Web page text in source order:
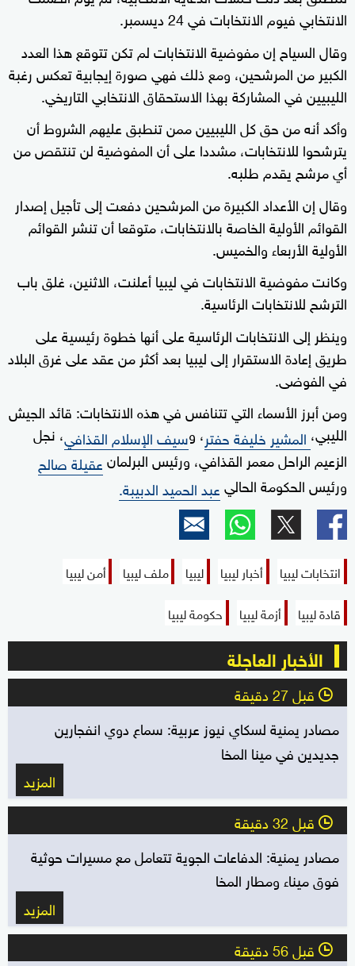
الانتخابي فيوم الانتخابات في 24 ديسمبر.
وقال السياح إن مفوضية الانتخابات لم تكن تتوقع هذا العدد
الكبير من المرشحين، ومع ذلك فهي صورة إيجابية تعكس رغبة
الليبيين في المشاركة بهذا الاستحقاق الانتخابي التاريخي.
وأكد أنه من حق كل الليبيين ممن تنطبق عليهم الشروط أن
يترشحوا للانتخابات، مشددا على أن المفوضية لن تنتقص من
أي مرشح يقدم طلبه.
وقال إن الأعداد الكبيرة من المرشحين دفعت إلى تأجيل إصدار
القوائم الأولية الخاصة بالانتخابات، متوقعا أن تنشر القوائم
الأولية الأربعاء والخميس.
وكانت مفوضية الانتخابات في ليبيا أعلنت، الاثنين، غلق باب
الترشح للانتخابات الرئاسية.
وينظر إلى الانتخابات الرئاسية على أنها خطوة رئيسية على
طريق إعادة الاستقرار إلى ليبيا بعد أكثر من عقد على غرق البلاد
في الفوضى.
ومن أبرز الأسماء التي تتنافس في هذه الانتخابات: قائد الجيش
الليبي، المشير خليفة حفتر، وسيف الإسلام القذافي، نجل
الزعيم الراحل معمر القذافي، ورئيس البرلمانعقيلة صالح
ورئيس الحكومة الحاليعبد الحميد الدبيبة.
انتخابات ليبيا أخبار ليبيا ليبيا ملف ليبيا
أمن ليبيا
قادة ليبيا
أزمة ليبيا حكومة ليبيا
الأخبار العاجلة
l قبل 27 دقيقة
مصادر يمنية لسكاي نيوز عربية: سماع دوي انفجارين
جديدين في مينا المخا
المزيد
l قبل 32 دقيقة
مصادر يمنية: الدفاعات الجوية تتعامل مع مسيرات حوثية
فوق ميناء ومطار المخا
المزيد
l قبل 56 دقيقة